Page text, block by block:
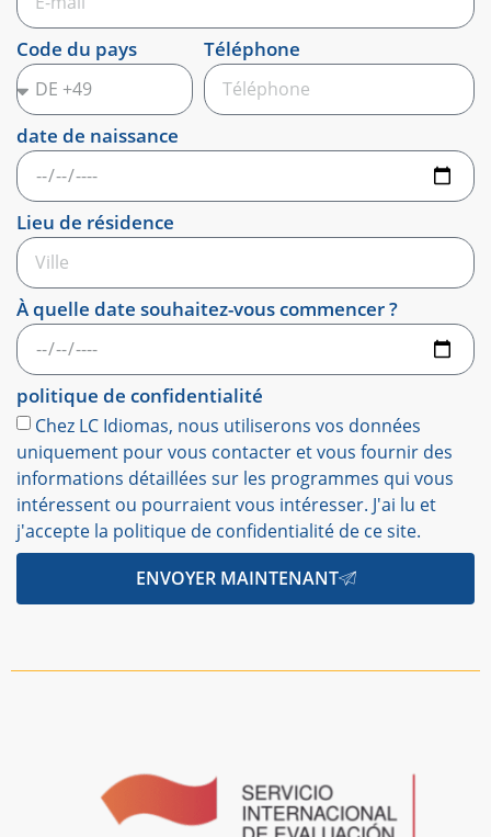
Code du pays Téléphone
date de naissance
Lieu de résidence
À quelle date souhaitez-vous commencer ?
politique de confidentialité
Chez LC Idiomas, nous utiliserons vos données
uniquement pour vous contacter et vous fournir des
informations détaillées sur les programmes qui vous
intéressent ou pourraient vous intéresser. J'ai lu et
j'accepte la politique de confidentialité de ce site.
ENVOYER MAINTENANT